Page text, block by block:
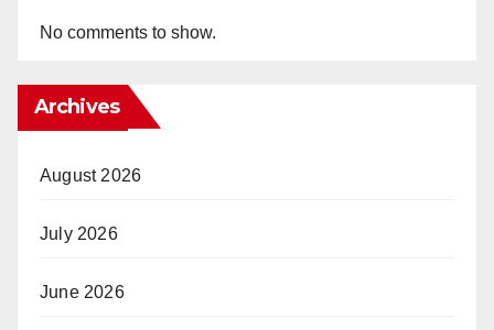
No comments to show.
Archives
August 2026
July 2026
June 2026